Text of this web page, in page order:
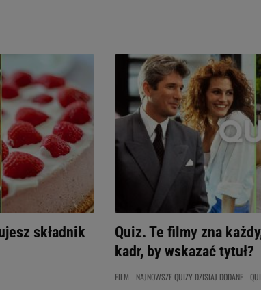
składnik
Quiz. Te filmy zna
kadr, by wskazać tytuł?
FILM NAJNOWSZE QUIZY DZISIAJ DODANE
danych geolokalizacyjnych. Aktywne skanowanie
informacji na urządzeniu lub dostęp do nich.
i ulepszanie usług.
Lista Zaufanych Partnerów